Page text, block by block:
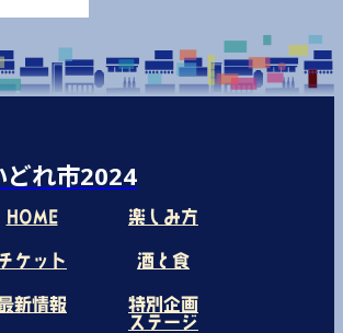
どれ市2024
HOME 楽しみ方
チケット 酒と食
新情報
特別企画
ステージ